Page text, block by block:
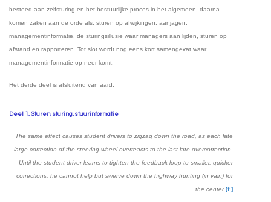
besteed aan zelfsturing en het bestuurlijke proces in het algemeen, daarna
komen zaken aan de orde als: sturen op afwijkingen, aanjagen,
managementinformatie, de sturingsillusie waar managers aan lijden, sturen op
afstand en rapporteren. Tot slot wordt nog eens kort samengevat waar
managementinformatie op neer komt.
Het derde deel is afsluitend van aard.
Deel 1, Sturen, sturing, stuurinformatie
The same effect causes student drivers to zigzag down the road, as each late
large correction of the steering wheel overreacts to the last late overcorrection.
Until the student driver learns to tighten the feedback loop to smaller, quicker
corrections, he cannot help but swerve down the highway hunting (in vain) for
the center.[ii]